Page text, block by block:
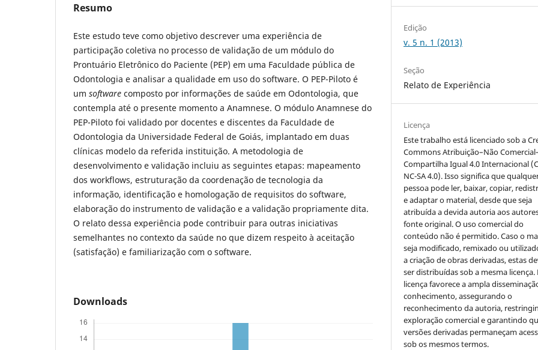
Resumo
Este estudo teve como objetivo descrever uma experiência de
participação coletiva no processo de validação de um módulo do
Prontuário Eletrônico do Paciente (PEP) em uma Faculdade pública de
Odontologia e analisar a qualidade em uso do software. O PEP-Piloto é
um software composto por informações de saúde em Odontologia, que
contempla até o presente momento a Anamnese. O módulo Anamnese do
PEP-Piloto foi validado por docentes e discentes da Faculdade de
Odontologia da Universidade Federal de Goiás, implantado em duas
clínicas modelo da referida instituição. A metodologia de
desenvolvimento e validação incluiu as seguintes etapas: mapeamento
dos workflows, estruturação da coordenação de tecnologia da
informação, identificação e homologação de requisitos do software,
elaboração do instrumento de validação e a validação propriamente dita.
O relato dessa experiência pode contribuir para outras iniciativas
semelhantes no contexto da saúde no que dizem respeito à aceitação
(satisfação) e familiarização com o software.
Downloads
Edição
v. 5 n. 1 (2013)
Seção
Relato de Experiência
Licença
Este trabalho está licenciado sob a
Commons Atribuição–Não
Compartilha Igual 4.0 Internacional
NC-SA 4.0). Isso significa que
pessoa pode ler, baixar, copiar,
e adaptar o material, desde que seja
atribuída a devida autoria aos
fonte original. O uso comercial do
conteúdo não é permitido. Caso o
seja modificado, remixado ou
a criação de obras derivadas, estas
ser distribuídas sob a mesma licença.
licença favorece a ampla
conhecimento, assegurando o
reconhecimento da autoria,
exploração comercial e garantindo
versões derivadas permaneçam
sob os mesmos termos.